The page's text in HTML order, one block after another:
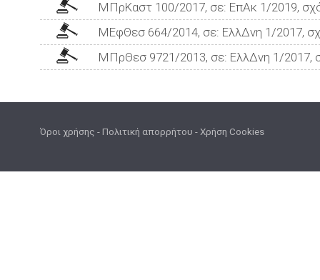
ΜΠρΚαστ 100/2017, σε: ΕπΑκ 1/2019,
ΜΕφΘεσ 664/2014, σε: ΕλλΔνη 1/2017,
ΜΠρΘεσ 9721/2013, σε: ΕλλΔνη 1/2017,
Όροι χρήσης -Πολιτική απορρήτου -Χρήση Cookies